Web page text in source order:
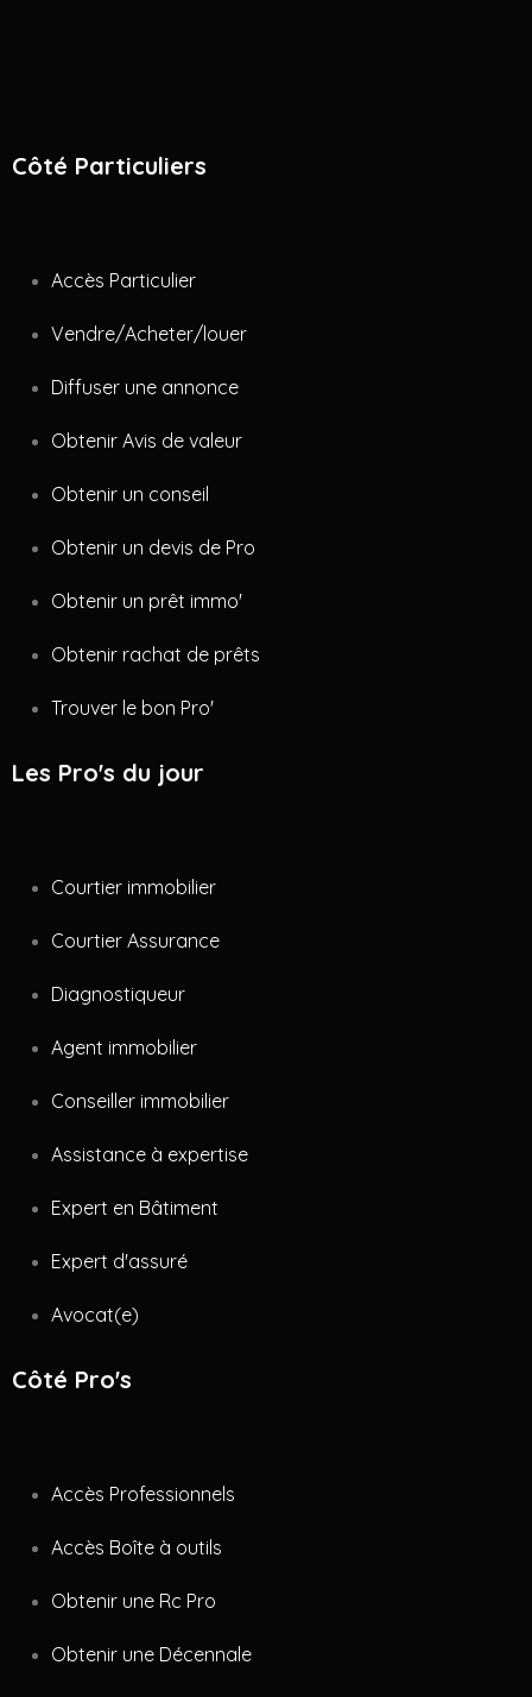
Côté Particuliers
Accès Particulier
Vendre/Acheter/louer
Diffuser une annonce
Obtenir Avis de valeur
Obtenir un conseil
Obtenir un devis de Pro
Obtenir un prêt immo'
Obtenir rachat de prêts
Trouver le bon Pro'
Les Pro's du jour
Courtier immobilier
Courtier Assurance
Diagnostiqueur
Agent immobilier
Conseiller immobilier
Assistance à expertise
Expert en Bâtiment
Expert d'assuré
Avocat(e)
Côté Pro's
Accès Professionnels
Accès Boîte à outils
Obtenir une Rc Pro
Obtenir une Décennale